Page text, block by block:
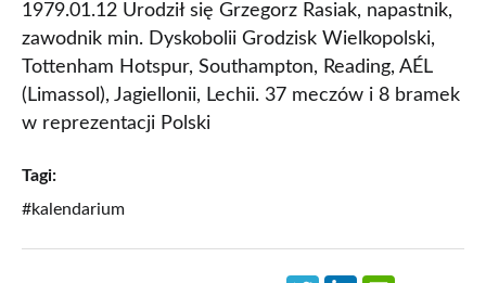
1979.01.12 Urodził się Grzegorz Rasiak, napastnik,
zawodnik min. Dyskobolii Grodzisk Wielkopolski,
Tottenham Hotspur, Southampton, Reading, AÉL
(Limassol), Jagiellonii, Lechii. 37 meczów i 8 bramek
w reprezentacji Polski
Tagi:
#kalendarium